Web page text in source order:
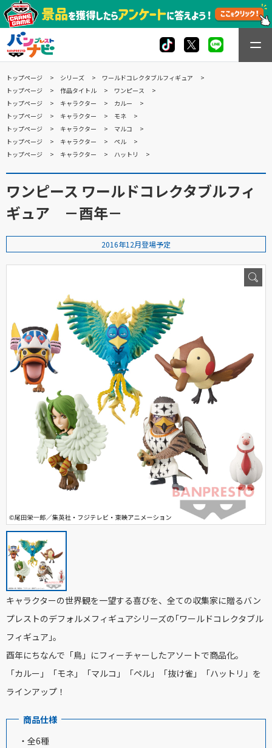
トップページ シリーズ
ワールドコレクタブルフィギュア
トップページ
作品タイトル
ワンピース
トップページ
キャラクター
カルー
トップページ
キャラクター
モネ
トップページ
キャラクター
マルコ
トップページ
キャラクター
ペル
トップページ
キャラクター ハットリ
ワンピース ワールドコレクタブルフィ
ギュア －酉年－
2016年12月登場予定
キャラクターの世界観を一望する喜びを、全ての収集家に贈るバン
プレストのデフォルメフィギュアシリーズの｢ワールドコレクタブル
フィギュア｣。
酉年にちなんで「鳥」にフィーチャーしたアソートで商品化。
「カルー」「モネ」「マルコ」「ペル」「抜け雀」「ハットリ」を
ラインアップ！
商品仕様
・全6種